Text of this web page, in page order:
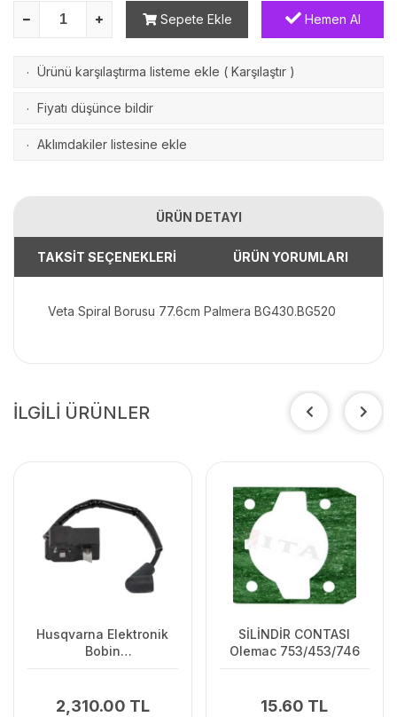
Sepete Ekle Hemen Al
· Ürünü karşılaştırma listeme ekle ( Karşılaştır )
· Fiyatı düşünce bildir
· Aklımdakiler listesine ekle
ÜRÜN DETAYI
TAKSİT SEÇENEKLERİ ÜRÜN YORUMLARI
Veta Spiral Borusu 77.6cm Palmera BG430.BG520
İLGİLİ ÜRÜNLER
Husqvarna Elektronik
Bobin
2,310.00 TL
SİLİNDİR CONTASI
Olemac 753/453/746
15.60 TL